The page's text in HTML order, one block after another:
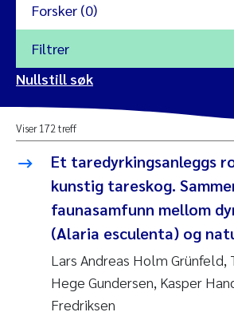
2024
2023
2022
2021
2020
Nullstill
Forsker (0)
Yan Lin
Kristina Øie Kvile
Marianne Stave Sekkenes
Charles Patrick Lavin
Filtrer
Nullstill søk
Viser 172 treff
Et taredyrkingsanleggs
kunstig tareskog.
faunasamfunn mellom
(Alaria esculenta) og
Lars Andreas Holm Grünfeld,
Hege Gundersen, Kasper
Fredriksen